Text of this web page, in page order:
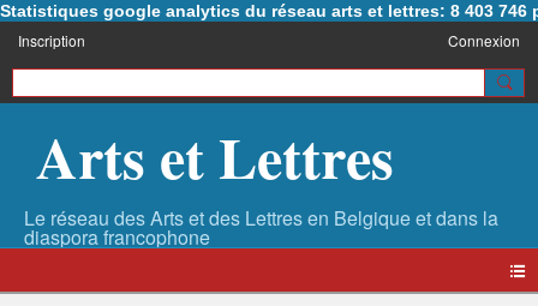
Statistiques google analytics du réseau arts et lettres: 8 403 746
Inscription Connexion
Arts et Lettres